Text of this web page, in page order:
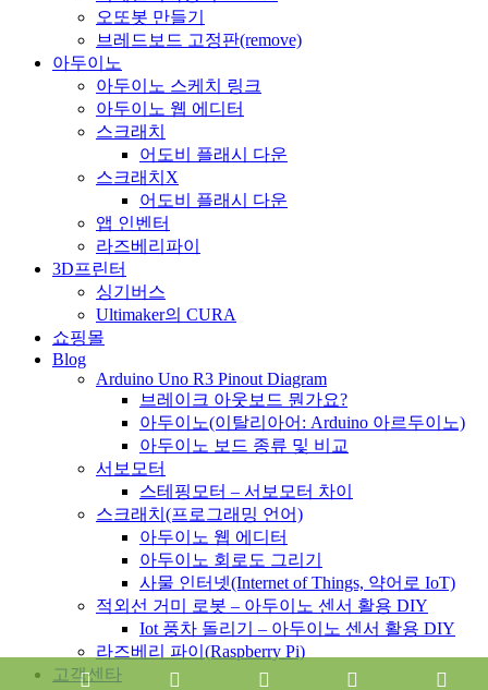
오또봇 만들기
브레드보드 고정판(remove)
아두이노
아두이노 스케치 링크
아두이노 웹 에디터
스크래치
어도비 플래시 다운
스크래치X
어도비 플래시 다운
앱 인벤터
라즈베리파이
3D프린터
싱기버스
Ultimaker의 CURA
쇼핑몰
Blog
Arduino Uno R3 Pinout Diagram
브레이크 아웃보드 뭔가요?
아두이노(이탈리아어: Arduino 아르두이노)
아두이노 보드 종류 및 비교
서보모터
스테핑모터 – 서보모터 차이
스크래치(프로그래밍 언어)
아두이노 웹 에디터
아두이노 회로도 그리기
사물 인터넷(Internet of Things, 약어로 IoT)
적외선 거미 로봇 – 아두이노 센서 활용 DIY
Iot 풍차 돌리기 – 아두이노 센서 활용 DIY
라즈베리 파이(Raspberry Pi)
고객센타